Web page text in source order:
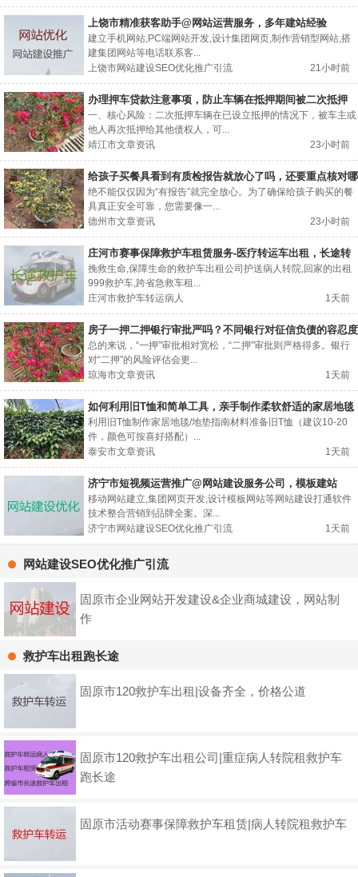
上饶市精准获客助手@网站运营服务，多年建站经验
建立手机网站,PC端网站开发,设计集团网页,制作营销型网站,搭
建集团网站等电话联系客...
上饶市网站建设SEO优化推广引流
21小时前
办理押车贷款注意事项，防止车辆在抵押期间被二次抵押
一、核心风险：二次抵押车辆在已设立抵押的情况下，被车主或
他人再次抵押给其他债权人，可...
靖江市文章资讯
23小时前
给孩子买餐具看到有质检报告就放心了吗，还要重点核对哪
几项信息？
绝不能仅仅因为“有报告”就完全放心。为了确保给孩子购买的餐
具真正安全可靠，您需要像一...
德州市文章资讯
23小时前
庄河市赛事保障救护车租赁服务-医疗转运车出租，长途转
运回家
挽救生命,保障生命的救护车出租公司护送病人转院,回家的出租
999救护车,跨省急救车租...
庄河市救护车转运病人
1天前
房子一押二押银行审批严吗？不同银行对征信负债的容忍度
总的来说，“一押”审批相对宽松，“二押”审批则严格得多。银行
对“二押”的风险评估会更...
琼海市文章资讯
1天前
如何利用旧T恤和简单工具，亲手制作柔软舒适的家居地毯
或地垫？
利用旧T恤制作家居地毯/地垫指南材料准备旧T恤（建议10-20
件，颜色可按喜好搭配）...
泰安市文章资讯
1天前
济宁市短视频运营推广@网站建设服务公司，模板建站
移动网站建立,集团网页开发,设计模板网站等网站建设打通软件
技术整合营销到品牌全案。深...
济宁市网站建设SEO优化推广引流
1天前
网站建设SEO优化推广引流
固原市企业网站开发建设&企业商城建设，网站制
作
救护车出租跑长途
固原市120救护车出租|设备齐全，价格公道
固原市120救护车出租公司|重症病人转院租救护车
跑长途
固原市活动赛事保障救护车租赁|病人转院租救护车